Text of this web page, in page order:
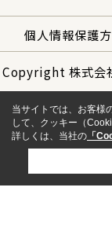
個人情報保護
Copyright 株式会
当サイトでは、お客様
して、クッキー（
詳しくは、当社の 「